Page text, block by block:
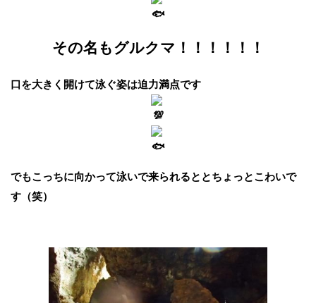
その名もグルクマ！！！！！！
口を大きく開けて泳ぐ姿は迫力満点です
でもこっちに向かって泳いで来られるととちょっとこわいで
す（笑）